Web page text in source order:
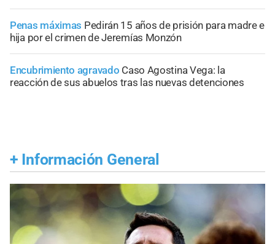
Penas máximas Pedirán 15 años de prisión para madre e
hija por el crimen de Jeremías Monzón
Encubrimiento agravado Caso Agostina Vega: la
reacción de sus abuelos tras las nuevas detenciones
+ Información General